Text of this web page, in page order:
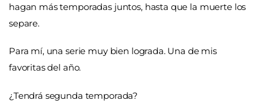
hagan más temporadas juntos, hasta que la muerte los
separe.
Para mí, una serie muy bien lograda. Una de mis
favoritas del año.
¿Tendrá segunda temporada?